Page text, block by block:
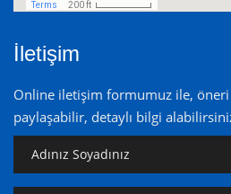
İletişim
Online iletişim formumuz ile,
paylaşabilir, detaylı bilgi